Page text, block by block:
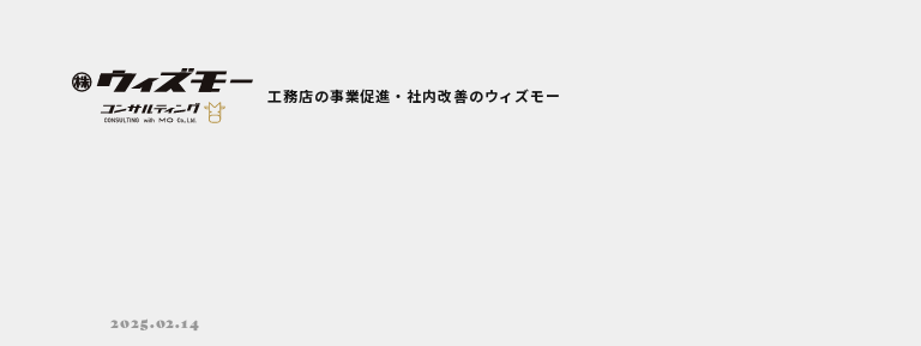
工務店の事業促進・社内改善のウィズモー
2025.02.14